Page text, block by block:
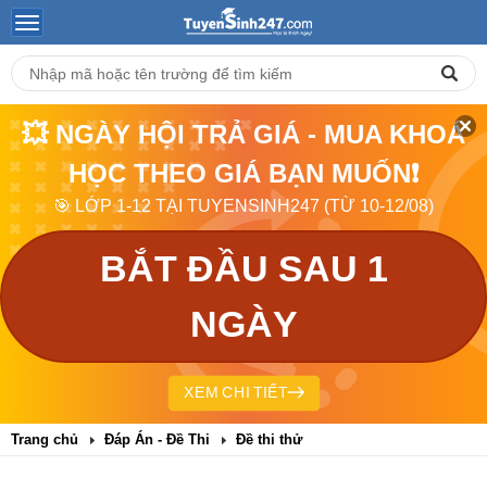
💥 NGÀY HỘI TRẢ GIÁ - MUA KHOÁ
HỌC THEO GIÁ BẠN MUỐN❗
🎯 LỚP 1-12 TẠI TUYENSINH247 (TỪ 10-12/08)
BẮT ĐẦU SAU 1
NGÀY
XEM CHI TIẾT
Trang chủ Đáp Án - Đề Thi Đề thi thử